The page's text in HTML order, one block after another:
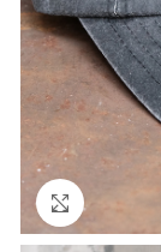
Click to